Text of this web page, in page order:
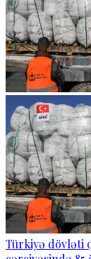
Türkiyə dövləti